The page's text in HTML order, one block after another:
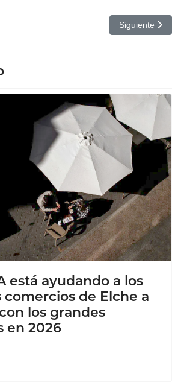
de las Etapas Prelaterales,
Artículo
Siguiente
está ayudando a los
de Elche a
los grandes
en 2026